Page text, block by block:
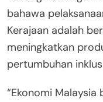
bahawa
Kerajaan adalah
meningkatkan
pertumbuhan
“Ekonomi